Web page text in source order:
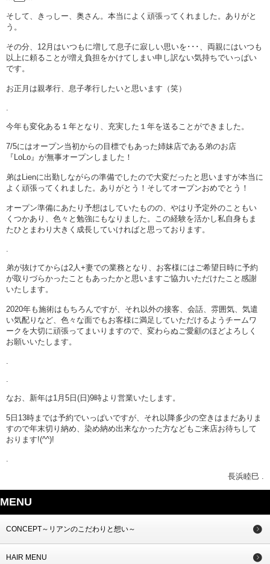
そして、きっしー、奥さん。本当によく頑張ってくれました。ありがと
う。
その分、12月はいつもに増して息子に寂しい思いを･･･、両親にはいつも
以上に頼ることが増え負担をかけてしまい申し訳ない気持ちでいっぱい
です。
お正月は親孝行、息子孝行したいと思います（笑）
今年も変化ある１年となり、充実した１年を送ることができました。
7/5にはオープン当初からの目標でもあった姉妹店である弟のお店
『LoLo』が無事オープンしました！
弟はLienに出勤しながらの準備でしたので大変だったと思いますが本当に
よく頑張ってくれました。ありがとう！そしてオープンおめでとう！
オープン準備にあたり予想はしていたものの、やはり予定外のこともい
くつかあり、色々と勉強にもなりました。この経験を活かし私自身もま
たひとまわり大きく成長していければと思っております。
弟が抜けてからは2人+妻での業務となり、お客様にはご希望日時に予約
が取りづらかったこともあったかと思いますご協力いただけたこと感謝
いたします。
2020年も施術はもちろんですが、それ以外の接客、会話、雰囲気、気遣
い気配りなど、色々な面でもお客様に満足していただけるようチームワ
ークを大切に頑張ってまいりますので、変わらぬご愛顧のほどよろしく
お願いいたします。
なお、新年は1月5日(日)9時より営業いたします。
5日13時までは予約でいっぱいですが、それ以降多少の空きはまだありま
すので年末切り納め、染め納め出来なかった方などもご来店お待ちして
おります!(^^)!
長浜睦巳 .
MENU
CONCEPT～リアンのこだわりと想い～
HAIR MENU